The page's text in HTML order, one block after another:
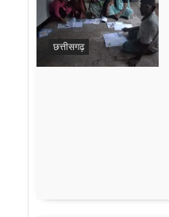
छत्तीसगढ़